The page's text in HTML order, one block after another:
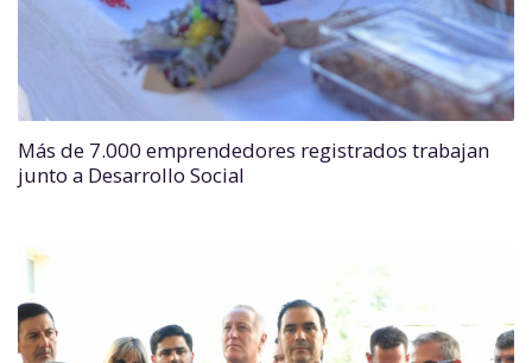
Más de 7.000 emprendedores registrados trabajan
junto a Desarrollo Social